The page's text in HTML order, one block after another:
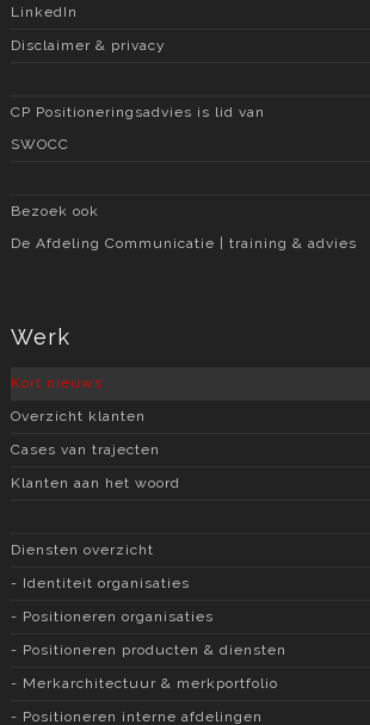
LinkedIn
Disclaimer & privacy
CP Positioneringsadvies is lid van
SWOCC
Bezoek ook
De Afdeling Communicatie | training & advies
Werk
Kort nieuws
Overzicht klanten
Cases van trajecten
Klanten aan het woord
Diensten overzicht
- Identiteit organisaties
- Positioneren organisaties
- Positioneren producten & diensten
- Merkarchitectuur & merkportfolio
- Positioneren interne afdelingen